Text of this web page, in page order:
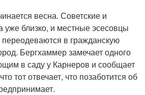
весна. Советские и
уже близко, и местные эсесовцы
в гражданскую
Бергхаммер замечает одного
в саду у Карнеров и сообщает
тот отвечает, что позаботится об